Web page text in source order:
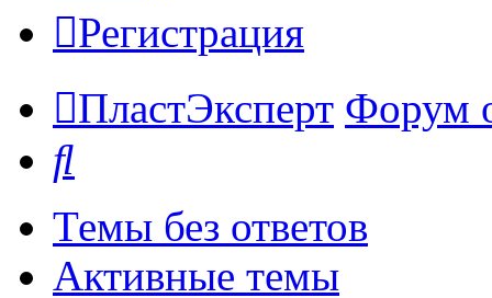
Регистрация
ПластЭксперт Форум
Темы без ответов
Активные темы